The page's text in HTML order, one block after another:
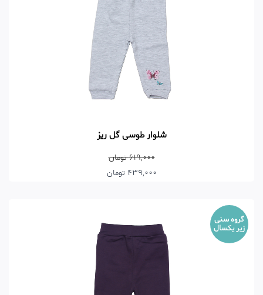
شلوار طوسی گل ریز
619,000 تومان
439,000 تومان
گروه سنی
زیر یکسال